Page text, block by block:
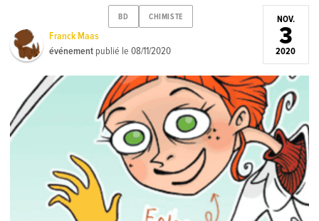
BD CHIMISTE
Franck Maas
événement publié le08/11/2020
NOV.
3
2020